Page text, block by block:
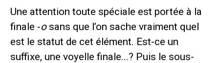
Une attention toute spéciale est portée à la
finale -osans que l’on sache vraiment quel
est le statut de cet élément. Est-ce un
suffixe, une voyelle finale...? Puis le sous-